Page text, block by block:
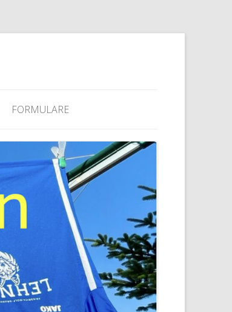
FORMULARE